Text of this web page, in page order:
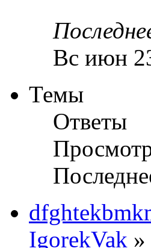
Вс июн
Темы
Ответы
IgorekVak